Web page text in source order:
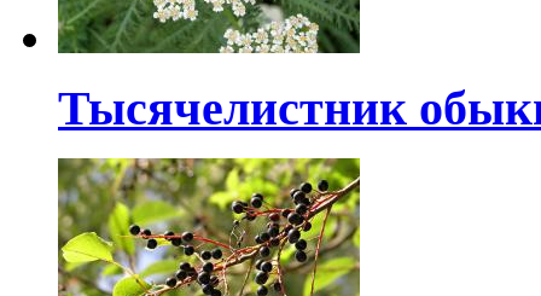
Тысячелистник